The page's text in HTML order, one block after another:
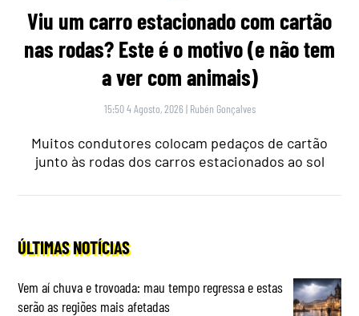
Viu um carro estacionado com cartão
nas rodas? Este é o motivo (e não tem
a ver com animais)
15:50 4 Agosto, 2026 | Rubén Gonçalves
Muitos condutores colocam pedaços de cartão
junto às rodas dos carros estacionados ao sol
ÚLTIMAS NOTÍCIAS
Vem aí chuva e trovoada: mau tempo regressa e estas
serão as regiões mais afetadas